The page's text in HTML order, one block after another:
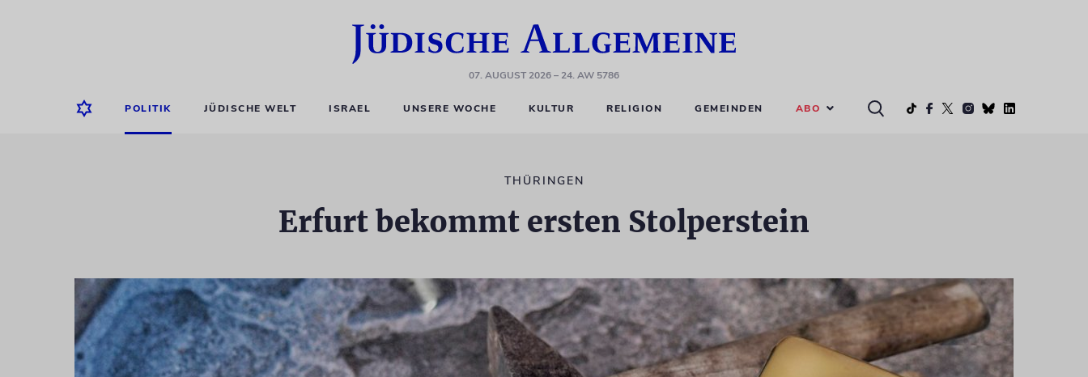
07. AUGUST 2026– 24. AW 5786
POLITIK JÜDISCHE WELT ISRAEL UNSERE WOCHE KULTUR RELIGION GEMEINDEN ABO
THÜRINGEN
Erfurt bekommt ersten Stolperstein